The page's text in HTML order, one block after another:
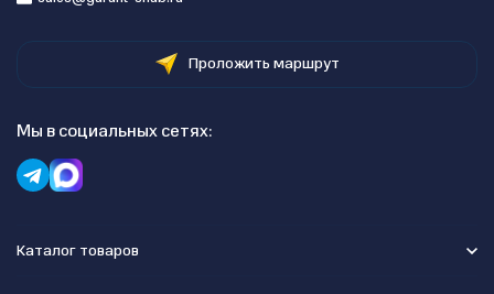
Проложить маршрут
Мы в социальных сетях:
Каталог товаров